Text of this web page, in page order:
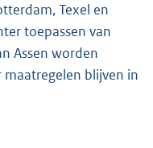
Texel en
toepassen van
Assen worden
maatregelen blijven in